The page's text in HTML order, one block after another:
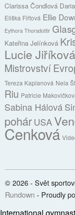
Clarissa Čondlová
Eliška Fiřtová Ellie
Eythora Thorsdottir
Kateřina Jelínková
Lucie Jiříková
Mistrovství
Tereza Kaplanová Nela
Riu Patricie
Sabina Hálová
pohárUSA
Cenková
© 2026 - Svět
Rundown - Proudly